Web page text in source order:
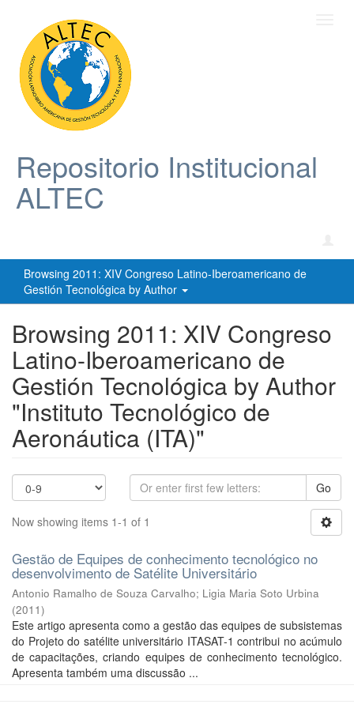
Repositorio Institucional
ALTEC
Browsing 2011: XIV Congreso Latino-Iberoamericano de
Gestión Tecnológica by Author
Browsing 2011: XIV Congreso
Latino-Iberoamericano de
Gestión Tecnológica by Author
"Instituto Tecnológico de
Aeronáutica (ITA)"
Go
Now showing items 1-1 of 1
Gestão de Equipes de conhecimento tecnológico no
desenvolvimento de Satélite Universitário
Antonio Ramalho de Souza Carvalho; Ligia Maria Soto Urbina
(2011)
Este artigo apresenta como a gestão das equipes de subsistemas
do Projeto do satélite universitário ITASAT-1 contribui no acúmulo
de capacitações, criando equipes de conhecimento tecnológico.
Apresenta também uma discussão ...